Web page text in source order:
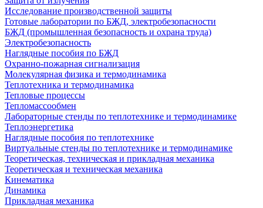
Исследование производственной защиты
Готовые лаборатории по БЖД, электробезопасности
БЖД (промышленная безопасность и охрана труда)
Электробезопасность
Наглядные пособия по БЖД
Охранно-пожарная сигнализация
Молекулярная физика и термодинамика
Теплотехника и термодинамика
Тепловые процессы
Тепломассообмен
Лабораторные стенды по теплотехнике и термодинамике
Теплоэнергетика
Наглядные пособия по теплотехнике
Виртуальные стенды по теплотехнике и термодинамике
Теоретическая, техническая и прикладная механика
Теоретическая и техническая механика
Кинематика
Динамика
Прикладная механика